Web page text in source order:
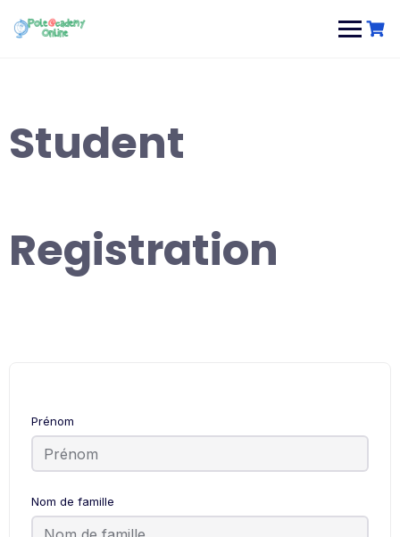
content
Student
Registration
Prénom
Nom de famille